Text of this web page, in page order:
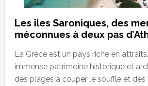
Les îles Saroniques, des
méconnues à deux pas
La Grèce est un pays riche en
immense patrimoine historique et
des plages à couper le souffle et des